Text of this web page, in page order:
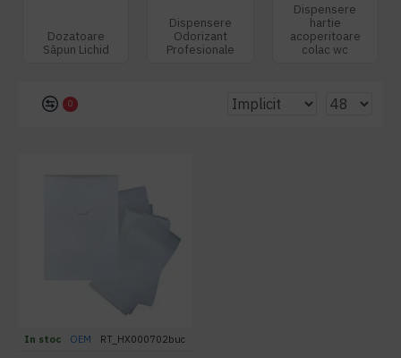
Dozatoare
Săpun Lichid
Dispensere
Odorizant
Profesionale
Dispensere
hartie
acoperitoare
colac wc
0
In stoc OEM RT_HX000702buc